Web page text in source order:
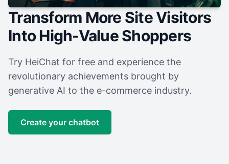
Transform More Site Visitors
Into High-Value Shoppers
Try HeiChat for free and experience the
revolutionary achievements brought by
generative AI to the e-commerce industry.
Create your chatbot